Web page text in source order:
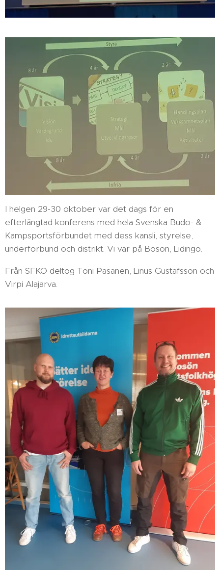
I helgen 29-30 oktober var det dags för en
efterlängtad konferens med hela Svenska Budo- &
Kampsportsförbundet med dess kansli, styrelse,
underförbund och distrikt. Vi var på Bosön, Lidingö.
Från SFKO deltog Toni Pasanen, Linus Gustafsson och
Virpi Alajarva.